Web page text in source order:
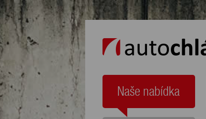
auto chládek
Naše nabídka